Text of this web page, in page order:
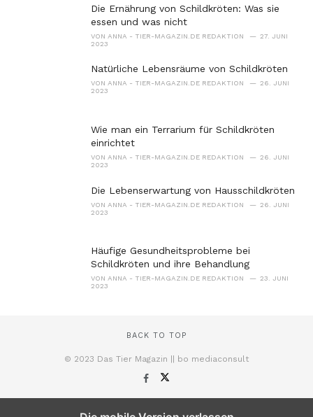
Die Ernährung von Schildkröten: Was sie
essen und was nicht
VON ANNA - TIER-MAGAZIN.DE REDAKTION
27. JUNI
2023
Natürliche Lebensräume von Schildkröten
VON ANNA - TIER-MAGAZIN.DE REDAKTION
26. JUNI
2023
Wie man ein Terrarium für Schildkröten
einrichtet
VON ANNA - TIER-MAGAZIN.DE REDAKTION
26. JUNI
2023
Die Lebenserwartung von Hausschildkröten
VON ANNA - TIER-MAGAZIN.DE REDAKTION
26. JUNI
2023
Häufige Gesundheitsprobleme bei
Schildkröten und ihre Behandlung
VON ANNA - TIER-MAGAZIN.DE REDAKTION
23. JUNI
2023
BACK TO TOP
© 2023 Das Tier Magazin || bo mediaconsult